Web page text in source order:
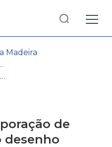
Madeira
Conferências, etc.
Inovação e incorporação de novos saberes: o desenho curricular de um mestrado em inovação pedagógica
de
desenho